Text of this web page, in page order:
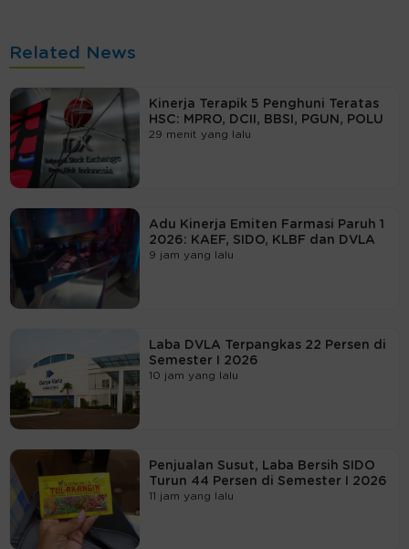
Related News
Kinerja Terapik 5 Penghuni Teratas
HSC: MPRO, DCII, BBSI, PGUN, POLU
29 menit yang lalu
Adu Kinerja Emiten Farmasi Paruh 1
2026: KAEF, SIDO, KLBF dan DVLA
9 jam yang lalu
Laba DVLA Terpangkas 22 Persen di
Semester I 2026
10 jam yang lalu
Penjualan Susut, Laba Bersih SIDO
Turun 44 Persen di Semester I 2026
11 jam yang lalu